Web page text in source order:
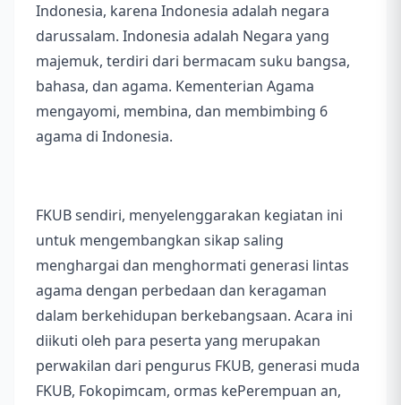
Indonesia, karena Indonesia adalah negara
darussalam. Indonesia adalah Negara yang
majemuk, terdiri dari bermacam suku bangsa,
bahasa, dan agama. Kementerian Agama
mengayomi, membina, dan membimbing 6
agama di Indonesia.
FKUB sendiri, menyelenggarakan kegiatan ini
untuk mengembangkan sikap saling
menghargai dan menghormati generasi lintas
agama dengan perbedaan dan keragaman
dalam berkehidupan berkebangsaan. Acara ini
diikuti oleh para peserta yang merupakan
perwakilan dari pengurus FKUB, generasi muda
FKUB, Fokopimcam, ormas kePerempuan an,